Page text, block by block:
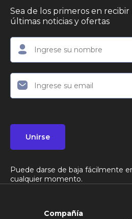
Sea de los primeros en
últimas noticias y ofertas
Unirse
Puede darse de baja fácilmente
cualquier momento.
Compañía